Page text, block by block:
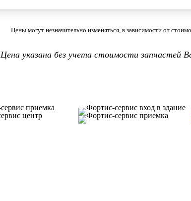
Цены могут незначительно изменяться, в зависимости от
Цена указана без учета стоимости запчастей